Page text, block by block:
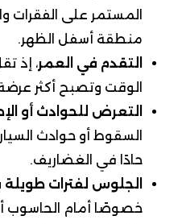
المستمر على الفقرات
منطقة أسفل الظهر.
التقدم في العمر، إذ
الوقت وتصبح أكثر
التعرض للحوادث أو
السقوط أو حوادث
حادًا في الغضاريف.
الجلوس لفترات
خصوصًا أمام الحاسوب